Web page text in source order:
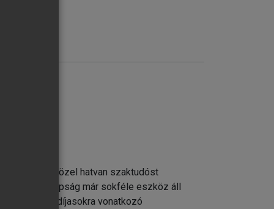
lektorálása közel hatvan szaktudóst
hogy manapság már sokféle eszköz áll
és a Nobel-díjasokra vonatkozó